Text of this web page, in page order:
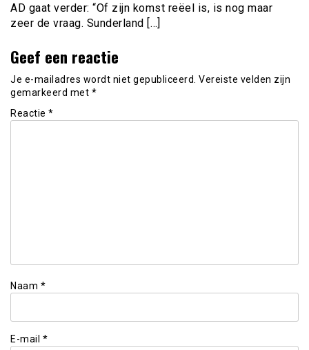
AD gaat verder: “Of zijn komst reëel is, is nog maar
zeer de vraag. Sunderland […]
Geef een reactie
Je e-mailadres wordt niet gepubliceerd. Vereiste velden zijn
gemarkeerd met *
Reactie *
Naam *
E-mail *